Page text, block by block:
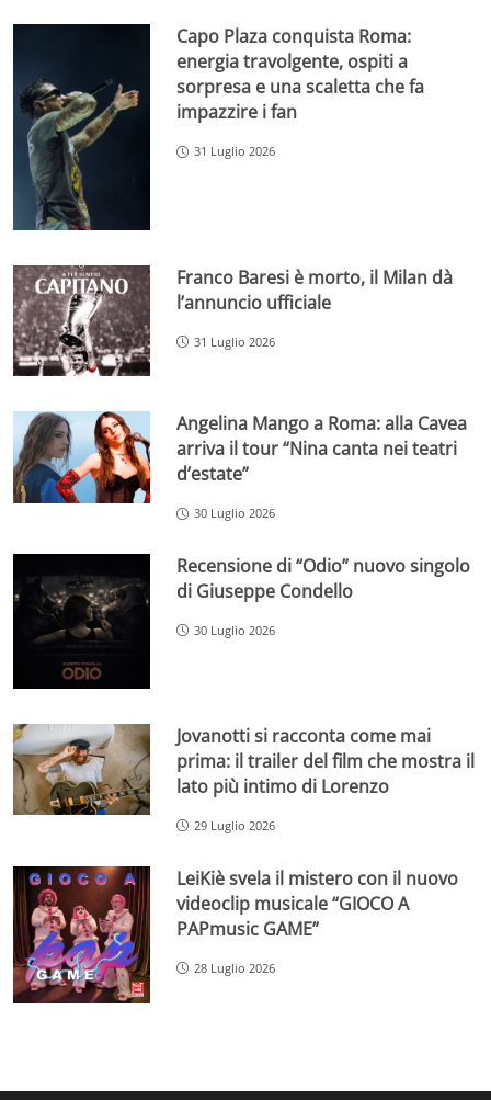
Capo Plaza conquista Roma:
energia travolgente, ospiti a
sorpresa e una scaletta che fa
impazzire i fan
31 Luglio 2026
Franco Baresi è morto, il Milan dà
l’annuncio ufficiale
31 Luglio 2026
Angelina Mango a Roma: alla Cavea
arriva il tour “Nina canta nei teatri
d’estate”
30 Luglio 2026
Recensione di “Odio” nuovo singolo
di Giuseppe Condello
30 Luglio 2026
Jovanotti si racconta come mai
prima: il trailer del film che mostra il
lato più intimo di Lorenzo
29 Luglio 2026
LeiKiè svela il mistero con il nuovo
videoclip musicale “GIOCO A
PAPmusic GAME”
28 Luglio 2026